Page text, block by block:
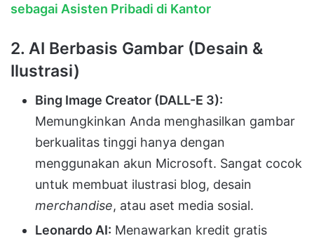
sebagai Asisten Pribadi di Kantor
2. AI Berbasis Gambar (Desain &
Ilustrasi)
Bing Image Creator (DALL-E 3):
Memungkinkan Anda menghasilkan gambar
berkualitas tinggi hanya dengan
menggunakan akun Microsoft. Sangat cocok
untuk membuat ilustrasi blog, desain
merchandise, atau aset media sosial.
Leonardo AI: Menawarkan kredit gratis